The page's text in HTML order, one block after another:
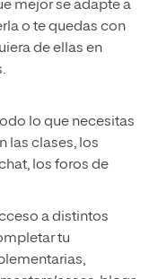
mejor se adapte a
o te quedas con
de ellas en
lo que necesitas
las clases, los
los foros de
a distintos
tu